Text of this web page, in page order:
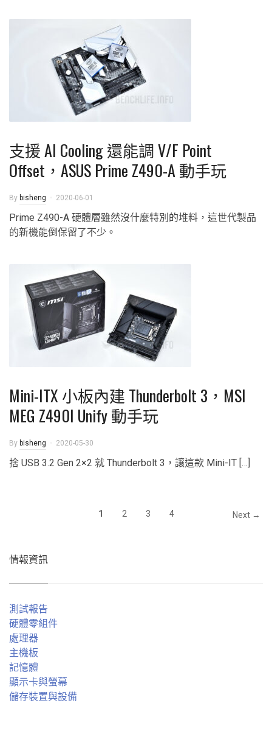
支援 AI Cooling 還能調 V/F Point
Offset，ASUS Prime Z490-A 動手玩
By bisheng 2020-06-01
Prime Z490-A 硬體層雖然沒什麼特別的堆料，這世代製品
的新機能倒保留了不少。
Mini-ITX 小板內建 Thunderbolt 3，MSI
MEG Z490I Unify 動手玩
By bisheng 2020-05-30
捨 USB 3.2 Gen 2×2 就 Thunderbolt 3，讓這款 Mini-IT […]
1 2 3 4 Next →
情報資訊
測試報告
硬體零組件
處理器
主機板
記憶體
顯示卡與螢幕
儲存裝置與設備